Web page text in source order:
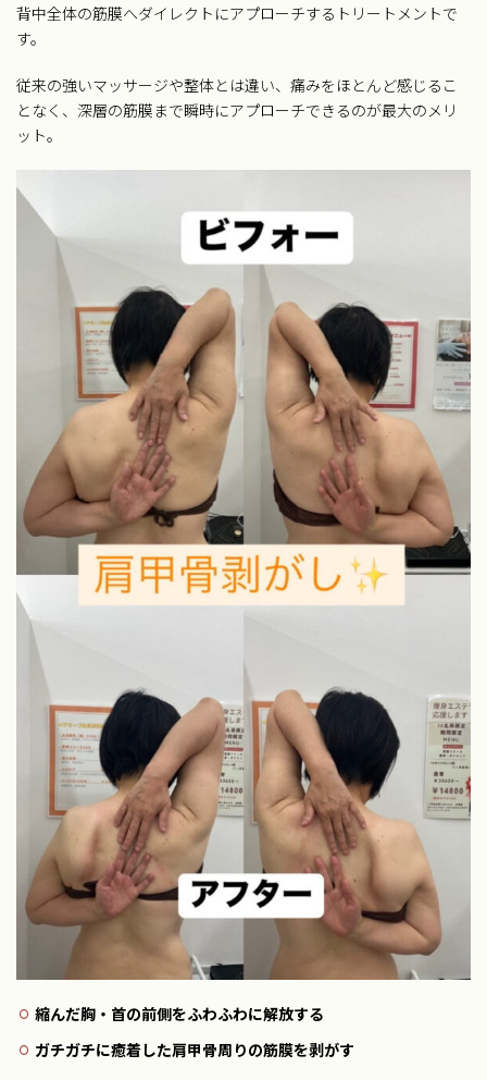
背中全体の筋膜へダイレクトにアプローチするトリートメントで
す。
従来の強いマッサージや整体とは違い、痛みをほとんど感じるこ
となく、深層の筋膜まで瞬時にアプローチできるのが最大のメリ
ット。
縮んだ胸・首の前側をふわふわに解放する
ガチガチに癒着した肩甲骨周りの筋膜を剥がす